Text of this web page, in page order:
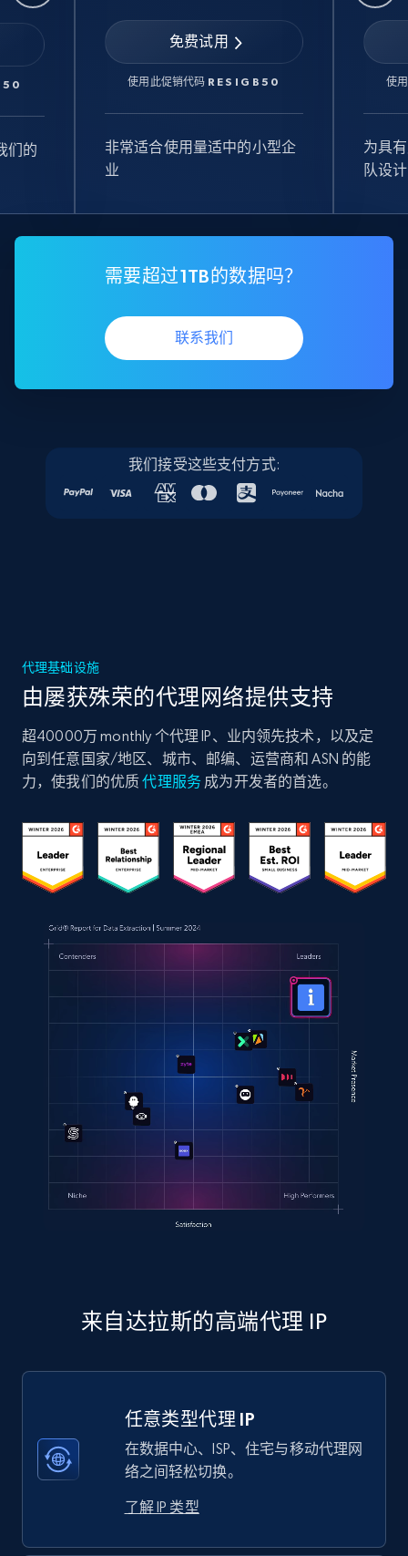
们的
免费试用
使用此促销代码 RESIGB50
非常适合使用量适中的小型企
业
使
为具
队设计
需要超过1TB的数据吗？
联系我们
我们接受这些支付方式:
代理基础设施
由屡获殊荣的代理网络提供支持
超40000万 monthly 个代理 IP、业内领先技术，以及定
向到任意国家/地区、城市、邮编、运营商和 ASN 的能
力，使我们的优质代理服务 成为开发者的首选。
来自达拉斯的高端代理 IP
任意类型代理 IP
在数据中心、ISP、住宅与移动代理网
络之间轻松切换。
了解 IP 类型